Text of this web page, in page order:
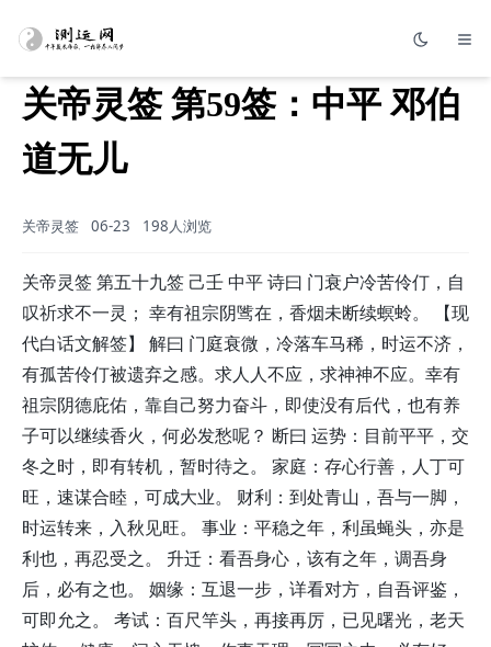
关帝灵签 第59签：中平 邓伯
道无儿
关帝灵签 06-23 198人浏览
关帝灵签 第五十九签 己壬 中平 诗曰 门衰户冷苦伶仃，自
叹祈求不一灵； 幸有祖宗阴骘在，香烟未断续螟蛉。 【现
代白话文解签】 解曰 门庭衰微，冷落车马稀，时运不济，
有孤苦伶仃被遗弃之感。求人人不应，求神神不应。幸有
祖宗阴德庇佑，靠自己努力奋斗，即使没有后代，也有养
子可以继续香火，何必发愁呢？ 断曰 运势：目前平平，交
冬之时，即有转机，暂时待之。 家庭：存心行善，人丁可
旺，速谋合睦，可成大业。 财利：到处青山，吾与一脚，
时运转来，入秋见旺。 事业：平稳之年，利虽蝇头，亦是
利也，再忍受之。 升迁：看吾身心，该有之年，调吾身
后，必有之也。 姻缘：互退一步，详看对方，自吾评鉴，
可即允之。 考试：百尺竿头，再接再厉，已见曙光，老天